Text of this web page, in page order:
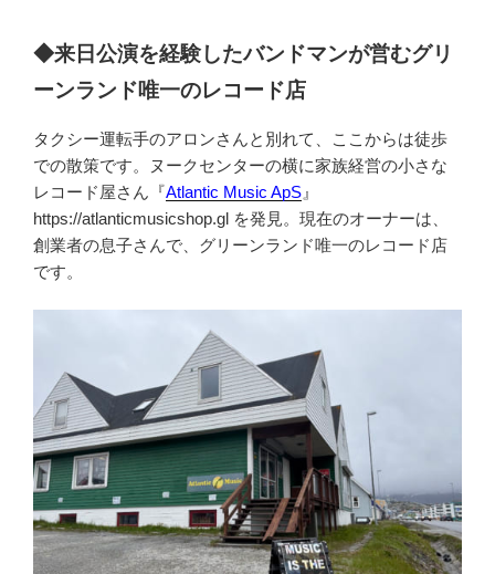
◆来日公演を経験したバンドマンが営むグリ
ーンランド唯一のレコード店
タクシー運転手のアロンさんと別れて、ここからは徒歩
での散策です。ヌークセンターの横に家族経営の小さな
レコード屋さん『Atlantic Music ApS 』
https://atlanticmusicshop.gl を発見。現在のオーナーは、
創業者の息子さんで、グリーンランド唯一のレコード店
です。